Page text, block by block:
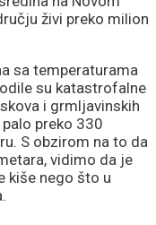
živi preko milion
sa temperaturama
su katastrofalne
i grmljavinskih
preko 330
S obzirom na to da
vidimo da je
kiše nego što u